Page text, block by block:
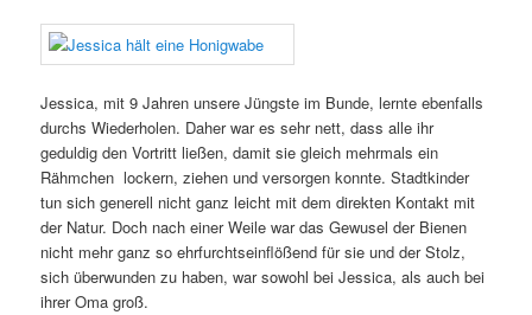
Jessica, mit 9 Jahren unsere Jüngste im Bunde, lernte ebenfalls
durchs Wiederholen. Daher war es sehr nett, dass alle ihr
geduldig den Vortritt ließen, damit sie gleich mehrmals ein
Rähmchen lockern, ziehen und versorgen konnte. Stadtkinder
tun sich generell nicht ganz leicht mit dem direkten Kontakt mit
der Natur. Doch nach einer Weile war das Gewusel der Bienen
nicht mehr ganz so ehrfurchtseinflößend für sie und der Stolz,
sich überwunden zu haben, war sowohl bei Jessica, als auch bei
ihrer Oma groß.